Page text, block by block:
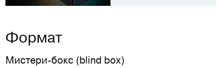
Формат
Мистери-бокс (blind box)